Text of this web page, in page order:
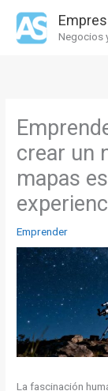
contenido
Negocios
crear un
mapas
Emprender
La fascinación